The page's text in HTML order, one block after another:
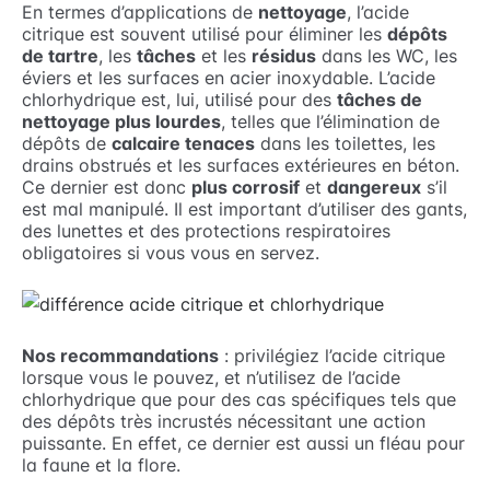
En termes d’applications de nettoyage, l’acide
citrique est souvent utilisé pour éliminer les dépôts
de tartre, les tâches et les résidus dans les WC, les
éviers et les surfaces en acier inoxydable. L’acide
chlorhydrique est, lui, utilisé pour des tâches de
nettoyage plus lourdes, telles que l’élimination de
dépôts de calcaire tenaces dans les toilettes, les
drains obstrués et les surfaces extérieures en béton.
Ce dernier est donc plus corrosif et dangereux s’il
est mal manipulé. Il est important d’utiliser des gants,
des lunettes et des protections respiratoires
obligatoires si vous vous en servez.
Nos recommandations : privilégiez l’acide citrique
lorsque vous le pouvez, et n’utilisez de l’acide
chlorhydrique que pour des cas spécifiques tels que
des dépôts très incrustés nécessitant une action
puissante. En effet, ce dernier est aussi un fléau pour
la faune et la flore.